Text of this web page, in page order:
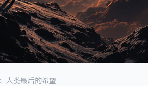
人类最后的希望